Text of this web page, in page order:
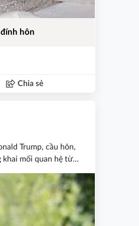
hôn
Chia sẻ
Trump, cầu hôn,
mối quan hệ từ...